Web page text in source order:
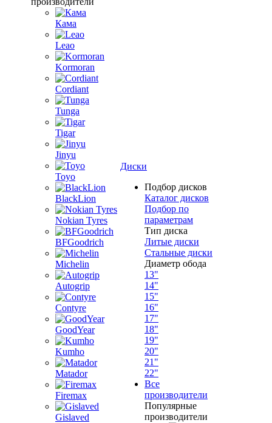
Кама
Leao
Kormoran
Cordiant
Tunga
Tigar
Jinyu
Toyo
BlackLion
Nokian Tyres
BFGoodrich
Michelin
Autogrip
Contyre
GoodYear
Kumho
Matador
Firemax
Gislaved
Диски
Подбор дисков
Каталог дисков
Подбор по
параметрам
Тип диска
Литые диски
Стальные диски
Диаметр обода
13"
14"
15"
16"
17"
18"
19"
20"
21"
22"
Все
производители
Популярные
производители